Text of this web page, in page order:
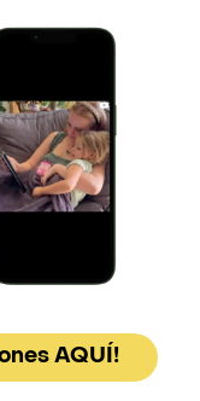
AQUÍ!